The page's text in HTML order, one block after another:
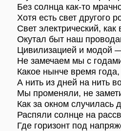
Без солнца как-то
Хотя есть свет другого
Свет электрический, как
Окутал быт наш
Цивилизацией и модой
Не замечаем мы с
Какое нынче время года,
А нить из дней на нить
Мы променяли, не
Как за окном случилась
Распяли солнце на
Где горизонт под